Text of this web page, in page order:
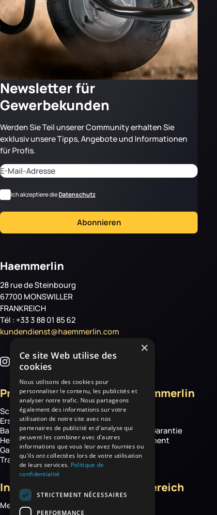
Newsletter für
Gewerbekunden
Werden Sie Teil unserer Community erhalten Sie
exklusiv unsere Tipps, Angebote und Informationen
für Profis.
Adresse email
RGPDIch akzeptiere dieDatenschutz
CAPTCHA
Abonnieren
Haemmerlin
28 rue de Steinbourg
67700 MONSWILLER
FRANKREICH
Tél : +33 3 88 01 85 62
kundendienst@haemmerlin.com
Produkte
Schubkarren
Ersatzteile
Baustelle
Hebetechnik
Garten- und
Transportgeräte
Über Haemmerlin
Über uns
Know how
Haemmerlin-Garantie
CSR-Engagement
News
Informationen
Mediathek
Kundenbereich
×
Ce site Web utilise des
cookies
Nous utilisons des cookies pour
personnaliser le contenu, les publicités et
analyser notre trafic. Nous partageons
également des informations sur votre
utilisation de notre site avec nos
partenaires de publicité et d'analyse qui
peuvent les combiner avec d'autres
informations que vous leur avez fournies ou
qu'ils ont collectées lors de votre utilisation
de leurs services. Politique de
confidentialité
STRICTEMENT NÉCESSAIRES
PERFORMANCE